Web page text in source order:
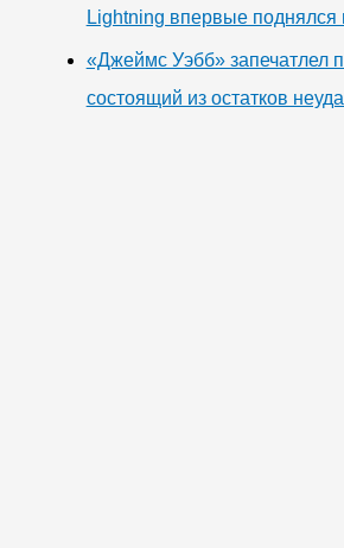
Lightning впервые поднялся
«Джеймс Уэбб» запечатлел
состоящий из остатков